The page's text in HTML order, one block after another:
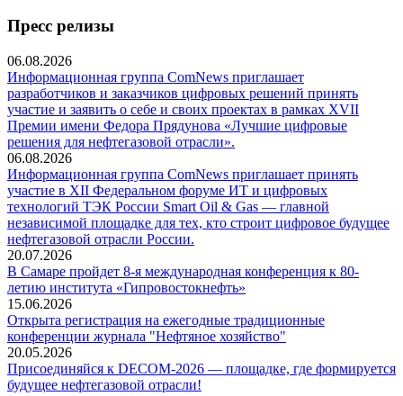
Пресс релизы
06.08.2026
Информационная группа ComNews приглашает
разработчиков и заказчиков цифровых решений принять
участие и заявить о себе и своих проектах в рамках XVII
Премии имени Федора Прядунова «Лучшие цифровые
решения для нефтегазовой отрасли».
06.08.2026
Информационная группа ComNews приглашает принять
участие в XII Федеральном форуме ИТ и цифровых
технологий ТЭК России Smart Oil & Gas — главной
независимой площадке для тех, кто строит цифровое будущее
нефтегазовой отрасли России.
20.07.2026
В Самаре пройдет 8-я международная конференция к 80-
летию института «Гипровостокнефть»
15.06.2026
Открыта регистрация на ежегодные традиционные
конференции журнала "Нефтяное хозяйство"
20.05.2026
Присоединяйся к DECOM-2026 — площадке, где формируется
будущее нефтегазовой отрасли!